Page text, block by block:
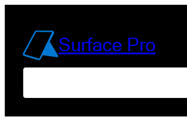
содержимомуSurface Pro